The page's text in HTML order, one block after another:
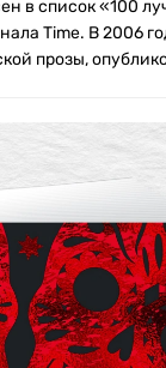
в список «100
Time. В 2006
прозы,